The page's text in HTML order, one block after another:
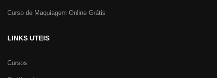
Curso de Maquiagem Online Grátis
LINKS UTEIS
Cursos